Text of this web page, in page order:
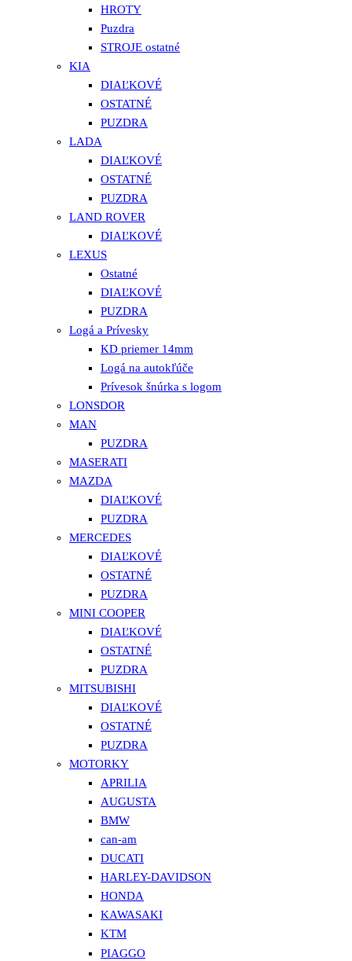
HROTY
Puzdra
STROJE ostatné
KIA
DIAĽKOVÉ
OSTATNÉ
PUZDRA
LADA
DIAĽKOVÉ
OSTATNÉ
PUZDRA
LAND ROVER
DIAĽKOVÉ
LEXUS
Ostatné
DIAĽKOVÉ
PUZDRA
Logá a Prívesky
KD priemer 14mm
Logá na autokľúče
Prívesok šnúrka s logom
LONSDOR
MAN
PUZDRA
MASERATI
MAZDA
DIAĽKOVÉ
PUZDRA
MERCEDES
DIAĽKOVÉ
OSTATNÉ
PUZDRA
MINI COOPER
DIAĽKOVÉ
OSTATNÉ
PUZDRA
MITSUBISHI
DIAĽKOVÉ
OSTATNÉ
PUZDRA
MOTORKY
APRILIA
AUGUSTA
BMW
can-am
DUCATI
HARLEY-DAVIDSON
HONDA
KAWASAKI
KTM
PIAGGO